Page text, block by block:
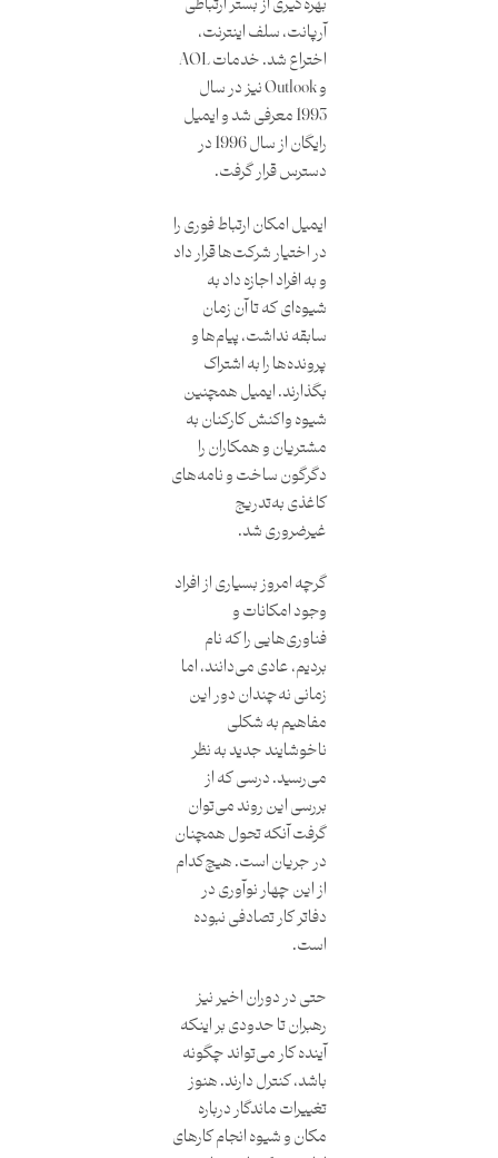
بهره‌گیری از بستر ارتباطی
آرپانت، سلف اینترنت،
اختراع شد. خدمات AOL
و Outlook نیز در سال
1993 معرفی شد و ایمیل
رایگان از سال 1996 در
دسترس قرار گرفت.
ایمیل امکان ارتباط فوری را
در اختیار شرکت‌ها قرار داد
و به افراد اجازه داد به
شیوه‌ای که تا آن زمان
سابقه نداشت، پیام‌ها و
پرونده‌ها را به اشتراک
بگذارند. ایمیل همچنین
شیوه واکنش کارکنان به
مشتریان و همکاران را
دگرگون ساخت و نامه‌های
کاغذی به‌تدریج
غیرضروری شد.
گرچه امروز بسیاری از افراد
وجود امکانات و
فناوری‌هایی را که نام
بردیم، عادی می‌دانند، اما
زمانی نه‌چندان دور این
مفاهیم به شکلی
ناخوشایند جدید به نظر
می‌رسید. درسی که از
بررسی این روند می‌توان
گرفت آنکه تحول همچنان
در جریان است. هیچ‌کدام
از این چهار نوآوری در
دفاتر کار تصادفی نبوده
است.
حتی در دوران اخیر نیز
رهبران تا حدودی بر اینکه
آینده کار می‌تواند چگونه
باشد، کنترل دارند. هنوز
تغییرات ماندگار درباره
مکان و شیوه انجام کارهای